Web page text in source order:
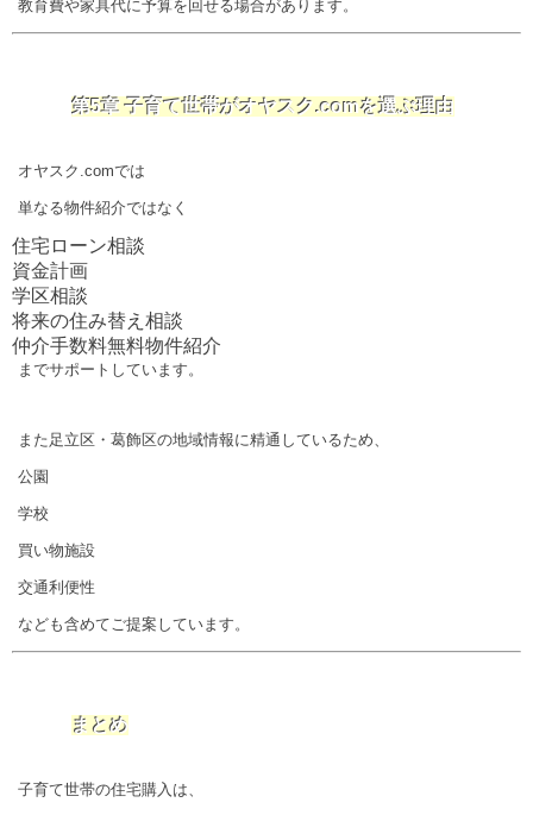
教育費や家具代に予算を回せる場合があります。
第5章 子育て世帯がオヤスク.comを選ぶ理由
オヤスク.comでは
単なる物件紹介ではなく
住宅ローン相談
資金計画
学区相談
将来の住み替え相談
仲介手数料無料物件紹介
までサポートしています。
また足立区・葛飾区の地域情報に精通しているため、
公園
学校
買い物施設
交通利便性
なども含めてご提案しています。
まとめ
子育て世帯の住宅購入は、